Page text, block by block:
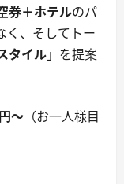
券＋ホテルのパ
く、そしてトー
タイル」を提案
～ （お一人様目